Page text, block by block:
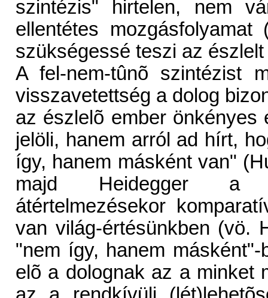
szintézis" hirtelen, nem
ellentétes
szükségessé teszi az
A fel-nem-tûnõ szintézist
visszavetettség a dolog
az észlelõ ember önkényes
jelöli, hanem arról ad hírt,
így, hanem másként van"
majd Heidegger a
átértelmezésekor
van világ-értésünkben (vö.
"nem így, hanem
elõ a dolognak az a minket